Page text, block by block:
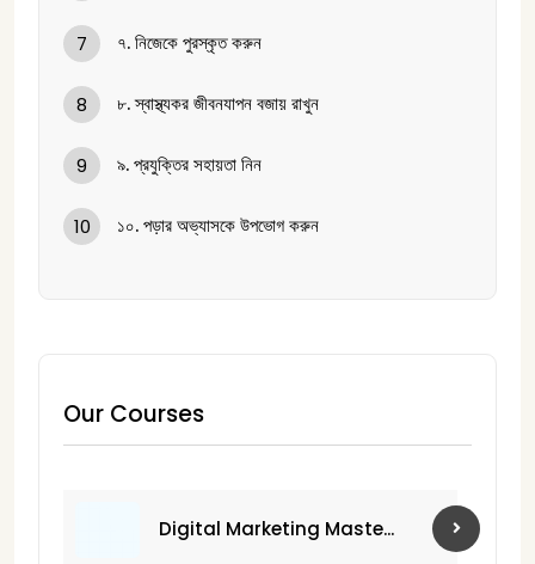
7 ৭. নিজেকে পুরস্কৃত করুন
8 ৮. স্বাস্থ্যকর জীবনযাপন বজায় রাখুন
9 ৯. প্রযুক্তির সহায়তা নিন
10 ১০. পড়ার অভ্যাসকে উপভোগ করুন
Our Courses
Digital Marketing Maste...